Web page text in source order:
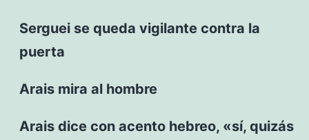
Serguei se queda vigilante contra la
puerta
Arais mira al hombre
Arais dice con acento hebreo, «sí, quizás